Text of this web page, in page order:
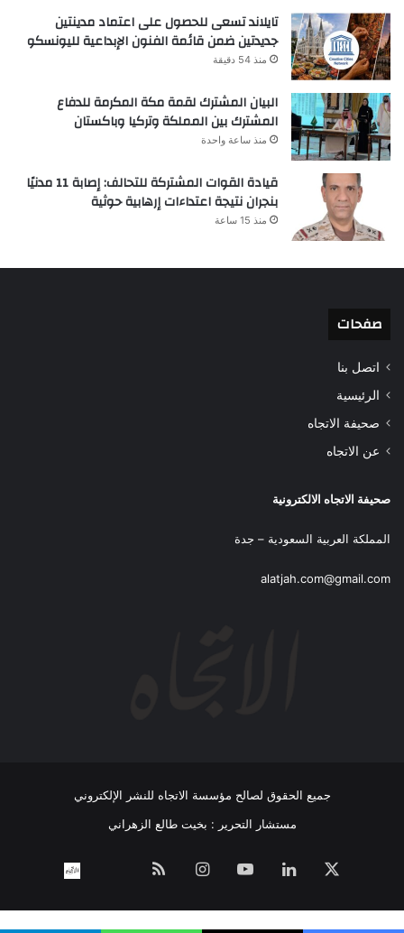
تايلاند تسعى للحصول على اعتماد مدينتين
جديدتين ضمن قائمة الفنون الإبداعية لليونسكو
منذ 54 دقيقة
البيان المشترك لقمة مكة المكرمة للدفاع
المشترك بين المملكة وتركيا وباكستان
منذ ساعة واحدة
قيادة القوات المشتركة للتحالف: إصابة 11 مدنيًا
بنجران نتيجة اعتداءات إرهابية حوثية
منذ 15 ساعة
صفحات
اتصل بنا
الرئيسية
صحيفة الاتجاه
عن الاتجاه
صحيفة الاتجاه الالكترونية
المملكة العربية السعودية – جدة
alatjah.com@gmail.com
جميع الحقوق لصالح مؤسسة الاتجاه للنشر الإلكتروني
مستشار التحرير : بخيت طالع الزهراني
لينكدإن‫YouTubeانستقرامملخص
الموقع
نبض
بــنـا